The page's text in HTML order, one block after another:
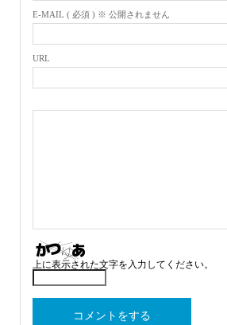
E-MAIL ( 必須 ) ※ 公開されません
URL
上に表示された文字を入力してください。